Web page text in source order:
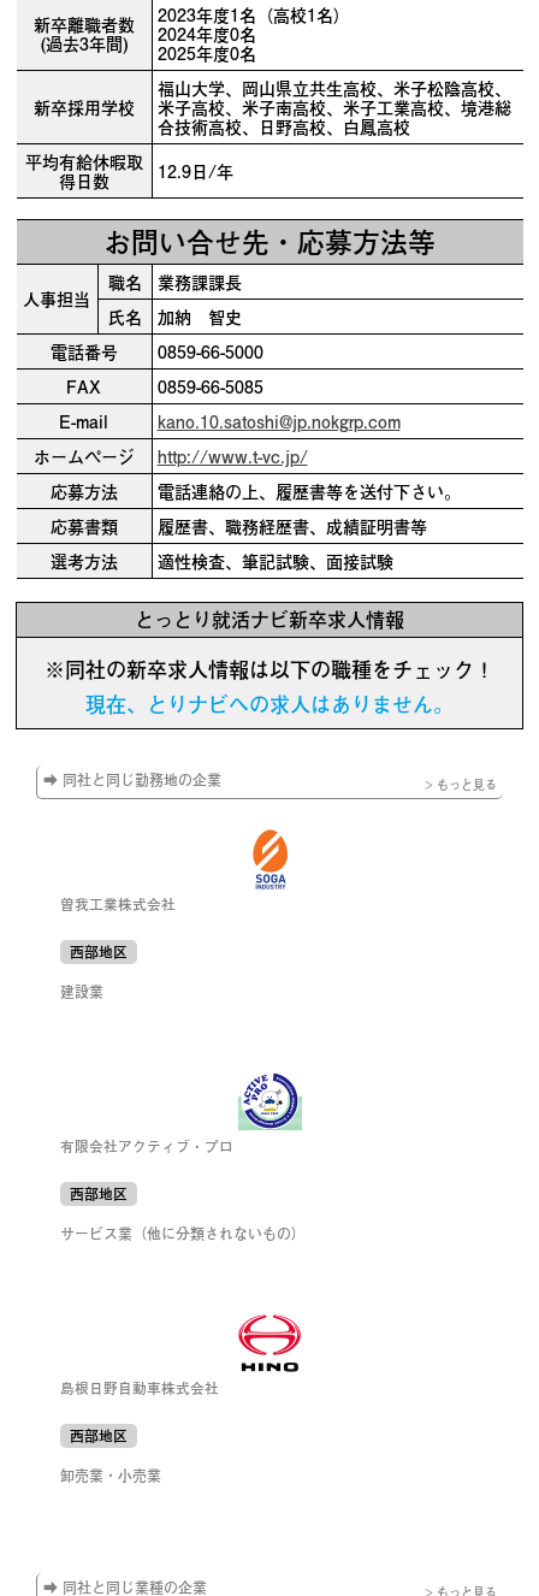
新卒離職者数
(過去3年間)
2023年度1名（高校1名）
2024年度0名
2025年度0名
新卒採用学校
福山大学、岡山県立共生高校、米子松陰高校、
米子高校、米子南高校、米子工業高校、境港総
合技術高校、日野高校、白鳳高校
平均有給休暇取
得日数 12.9日/年
お問い合せ先・応募方法等
人事担当
職名
業務課課長
氏名
加納 智史
電話番号
0859-66-5000
FAX
0859-66-5085
E-mail
kano.10.satoshi@jp.nokgrp.com
ホームページ
http://www.t-vc.jp/
応募方法
電話連絡の上、履歴書等を送付下さい。
応募書類
履歴書、職務経歴書、成績証明書等
選考方法
適性検査、筆記試験、面接試験
とっとり就活ナビ新卒求人情報
※同社の新卒求人情報は以下の職種をチェック！
現在、とりナビへの求人はありません。
➡ 同社と同じ勤務地の企業 > もっと見る
曽我工業株式会社
西部地区
建設業
有限会社アクティブ・プロ
西部地区
サービス業（他に分類されないもの）
島根日野自動車株式会社
西部地区
卸売業・小売業
➡ 同社と同じ業種の企業 > もっと見る